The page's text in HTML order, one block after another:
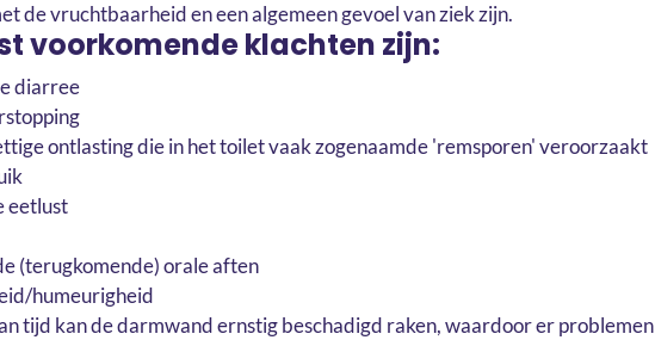
de vruchtbaarheid en een algemeen gevoel van ziek zijn.
voorkomende klachten zijn:
diarree
ontlasting die in het toilet vaak zogenaamde 'remsporen' veroorzaakt
eetlust
(terugkomende) orale aften
humeurigheid
tijd kan de darmwand ernstig beschadigd raken, waardoor er problemen